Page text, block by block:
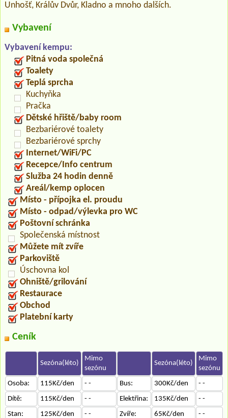
Unhošť, Králův Dvůr, Kladno a mnoho dalších.
Vybavení
Vybavení kempu:
Pitná voda společná
Toalety
Teplá sprcha
Kuchyňka
Pračka
Dětské hřiště/baby room
Bezbariérové toalety
Bezbariérové sprchy
Internet/WiFi/PC
Recepce/Info centrum
Služba 24 hodin denně
Areál/kemp oplocen
Místo - přípojka el. proudu
Místo - odpad/výlevka pro WC
Poštovní schránka
Společenská místnost
Můžete mít zvíře
Parkoviště
Úschovna kol
Ohniště/grilování
Restaurace
Obchod
Platební karty
Ceník
Sezóna(léto)
Mimo
sezónu
Sezóna(léto)
Mimo
sezónu
Osoba:
115Kč/den - - Bus: 300Kč/den
- -
Dítě:
115Kč/den - - Elektřina: 135Kč/den
- -
Stan:
125Kč/den - - Zvíře: 65Kč/den - -